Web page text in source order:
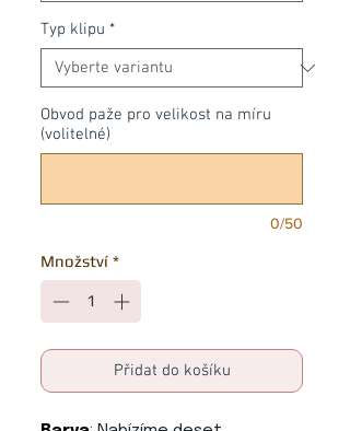
Typ klipu *
Obvod paže pro velikost na míru
(volitelné)
0/50
Množství *
Přidat do košíku